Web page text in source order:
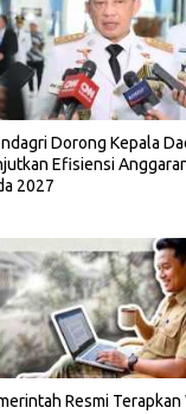
Dorong Kepala
Efisiensi
2027
Resmi Terapkan